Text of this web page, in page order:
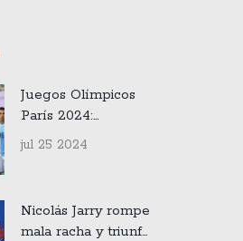
Juegos Olímpicos
París 2024:
Horarios y eventos
clave para los
jul 25 2024
Nicolás Jarry rompe
mala racha y triunfa